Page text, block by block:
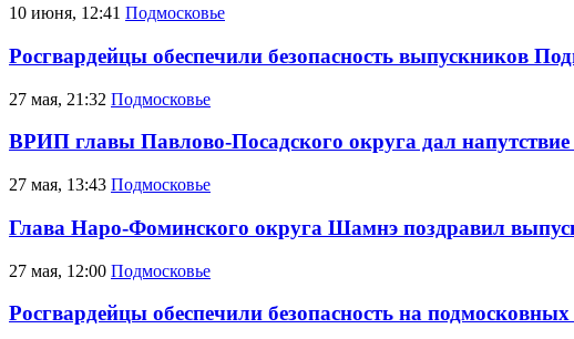
10 июня, 12:41 Подмосковье
Росгвардейцы обеспечили безопасность выпускников
27 мая, 21:32 Подмосковье
ВРИП главы Павлово-Посадского округа дал
27 мая, 13:43 Подмосковье
Глава Наро-Фоминского округа Шамнэ поздравил
27 мая, 12:00 Подмосковье
Росгвардейцы обеспечили безопасность на